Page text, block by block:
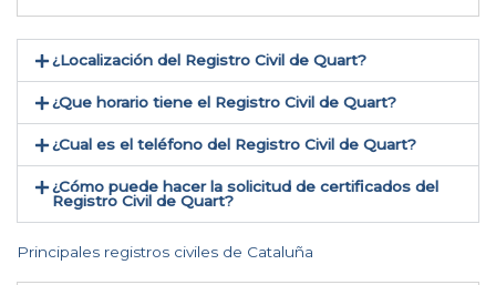
¿Localización del Registro Civil de Quart​?
¿Que horario tiene el Registro Civil de Quart?
¿Cual es el teléfono del Registro Civil de Quart​?
¿Cómo puede hacer la solicitud de certificados del
Registro Civil de Quart​?
Principales registros civiles de Cataluña